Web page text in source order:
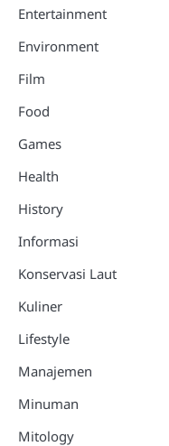
Entertainment
Environment
Film
Food
Games
Health
History
Informasi
Konservasi Laut
Kuliner
Lifestyle
Manajemen
Minuman
Mitology